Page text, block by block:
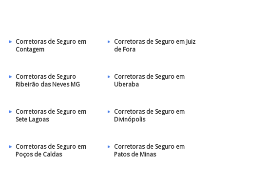
Corretoras de Seguro em
Contagem
Corretoras de Seguro em Juiz
de Fora
Corretoras de Seguro
Ribeirão das Neves MG
Corretoras de Seguro em
Uberaba
Corretoras de Seguro em
Sete Lagoas
Corretoras de Seguro em
Divinópolis
Corretoras de Seguro em
Poços de Caldas
Corretoras de Seguro em
Patos de Minas